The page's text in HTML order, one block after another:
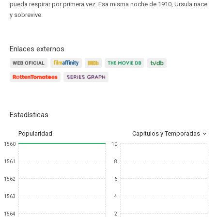
pueda respirar por primera vez. Esa misma noche de 1910, Ursula nace
y sobrevive.
Enlaces externos
Estadísticas
Popularidad Capítulos y Temporadas
1560
1561
1562
1563
1564
10
8
6
4
2